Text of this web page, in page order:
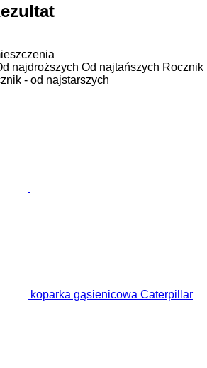
najdroższych Od najtańszych Rocznik
- od najstarszych
koparka gąsienicowa Caterpillar